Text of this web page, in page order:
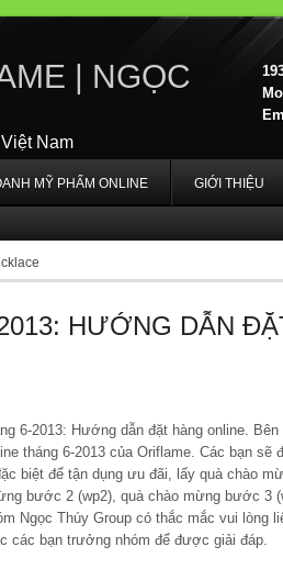
| NGỌC
Nam
MỸ PHẨM ONLINE GIỚI THIỆU
HƯỚNG DẪN
6-2013: Hướng dẫn đặt hàng online.
tháng 6-2013 của Oriflame. Các bạn
biệt để tận dụng ưu đãi, lấy quà chào
bước 2 (wp2), quà chào mừng bước 3
Ngọc Thúy Group có thắc mắc vui lòng
các bạn trưởng nhóm để được giải đáp.